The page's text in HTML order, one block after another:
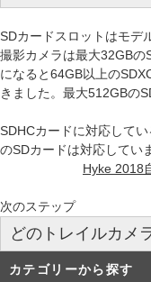
SDカードスロットはモデ
撮影カメラは最大32GBの
になると64GB以上の
きました。最大512GBの
SDHCカードに対応して
のSDカードは対応してい
Hyke 2018
次のステップ
どのトレイルカメ
カテゴリーから探す